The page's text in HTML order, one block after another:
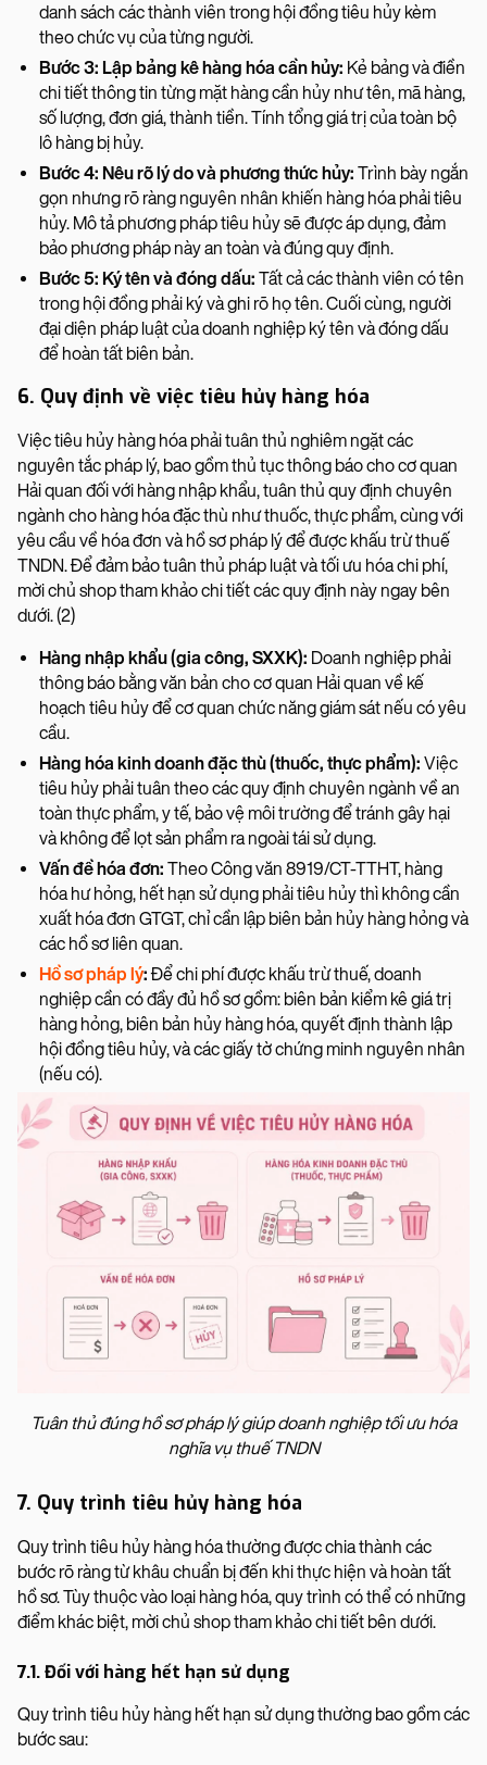
danh sách các thành viên trong hội đồng tiêu hủy kèm
theo chức vụ của từng người.
Bước 3: Lập bảng kê hàng hóa cần hủy: Kẻ bảng và điền
chi tiết thông tin từng mặt hàng cần hủy như tên, mã hàng,
số lượng, đơn giá, thành tiền. Tính tổng giá trị của toàn bộ
lô hàng bị hủy.
Bước 4: Nêu rõ lý do và phương thức hủy: Trình bày ngắn
gọn nhưng rõ ràng nguyên nhân khiến hàng hóa phải tiêu
hủy. Mô tả phương pháp tiêu hủy sẽ được áp dụng, đảm
bảo phương pháp này an toàn và đúng quy định.
Bước 5: Ký tên và đóng dấu: Tất cả các thành viên có tên
trong hội đồng phải ký và ghi rõ họ tên. Cuối cùng, người
đại diện pháp luật của doanh nghiệp ký tên và đóng dấu
để hoàn tất biên bản.
6. Quy định về việc tiêu hủy hàng hóa
Việc tiêu hủy hàng hóa phải tuân thủ nghiêm ngặt các
nguyên tắc pháp lý, bao gồm thủ tục thông báo cho cơ quan
Hải quan đối với hàng nhập khẩu, tuân thủ quy định chuyên
ngành cho hàng hóa đặc thù như thuốc, thực phẩm, cùng với
yêu cầu về hóa đơn và hồ sơ pháp lý để được khấu trừ thuế
TNDN. Để đảm bảo tuân thủ pháp luật và tối ưu hóa chi phí,
mời chủ shop tham khảo chi tiết các quy định này ngay bên
dưới. (2)
Hàng nhập khẩu (gia công, SXXK): Doanh nghiệp phải
thông báo bằng văn bản cho cơ quan Hải quan về kế
hoạch tiêu hủy để cơ quan chức năng giám sát nếu có yêu
cầu.
Hàng hóa kinh doanh đặc thù (thuốc, thực phẩm): Việc
tiêu hủy phải tuân theo các quy định chuyên ngành về an
toàn thực phẩm, y tế, bảo vệ môi trường để tránh gây hại
và không để lọt sản phẩm ra ngoài tái sử dụng.
Vấn đề hóa đơn: Theo Công văn 8919/CT-TTHT, hàng
hóa hư hỏng, hết hạn sử dụng phải tiêu hủy thì không cần
xuất hóa đơn GTGT, chỉ cần lập biên bản hủy hàng hỏng và
các hồ sơ liên quan.
Hồ sơ pháp lý:Để chi phí được khấu trừ thuế, doanh
nghiệp cần có đầy đủ hồ sơ gồm: biên bản kiểm kê giá trị
hàng hỏng, biên bản hủy hàng hóa, quyết định thành lập
hội đồng tiêu hủy, và các giấy tờ chứng minh nguyên nhân
(nếu có).
Tuân thủ đúng hồ sơ pháp lý giúp doanh nghiệp tối ưu hóa
nghĩa vụ thuế TNDN
7. Quy trình tiêu hủy hàng hóa
Quy trình tiêu hủy hàng hóa thường được chia thành các
bước rõ ràng từ khâu chuẩn bị đến khi thực hiện và hoàn tất
hồ sơ. Tùy thuộc vào loại hàng hóa, quy trình có thể có những
điểm khác biệt, mời chủ shop tham khảo chi tiết bên dưới.
7.1. Đối với hàng hết hạn sử dụng
Quy trình tiêu hủy hàng hết hạn sử dụng thường bao gồm các
bước sau: